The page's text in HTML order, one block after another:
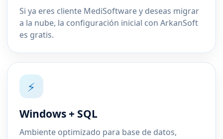
Si ya eres cliente MediSoftware y deseas migrar
a la nube, la configuración inicial con ArkanSoft
es gratis.
⚡
Windows + SQL
Ambiente optimizado para base de datos,